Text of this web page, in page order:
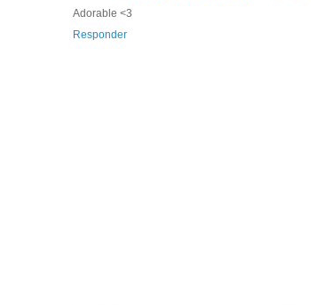
Adorable <3
Responder